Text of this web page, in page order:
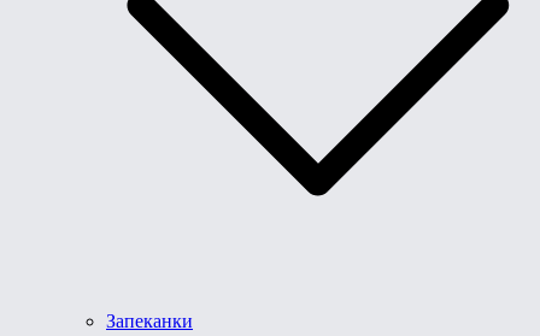
Запеканки